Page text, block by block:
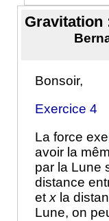
Gravitation
Bonsoir,
Exercice 4
La force
avoir la
par la Lune
distance
etx la
Lune, on